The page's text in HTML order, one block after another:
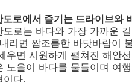
도로에서 즐기는 드라이브와
도로는 바다와 가장 가까운
리면 짭조름한 바닷바람이
우면 시원하게 펼쳐진 해안
노을이 바다를 물들이며 여
이다.